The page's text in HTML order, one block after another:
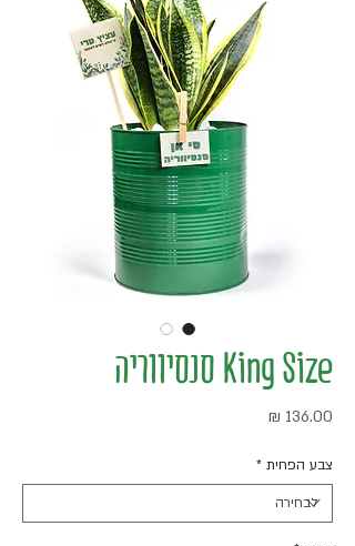
King Size סנסיווריה
צבע הפחית *